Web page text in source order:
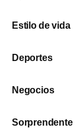
Estilo de vida
Deportes
Negocios
Sorprendente